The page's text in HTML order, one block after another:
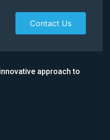
Contact Us
approach to